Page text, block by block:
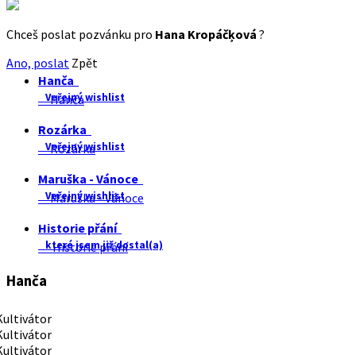
Chceš poslat pozvánku pro Hana Kropáčķová ?
Ano, poslat Zpět
Hanča
Veřejný wishlist
Hanča
Rozárka
Veřejný wishlist
Rozárka
Maruška - Vánoce
Veřejný wishlist
Maruška - Vánoce
Historie přání
které jsem již dostal(a)
Historie přání
Hanča